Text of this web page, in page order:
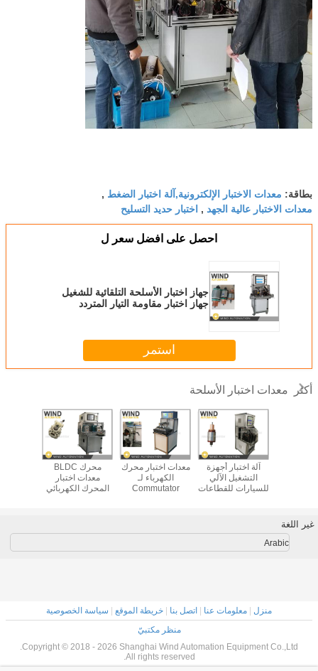
بطاقة: معدات الاختبار الإلكترونية,آلة اختبار الضغط ,
معدات الاختبار عالية الجهد , اختبار حديد التسليح
احصل على افضل سعر ل
جهاز اختبار الأسلحة التلقائية للشغيل
جهاز اختبار مقاومة التيار المتردد
استمر
أكثر معدات اختبار الأسلحة
محرك BLDC
معدات اختبار
المحرك الكهربائي
معدات اختبار محرك
الكهرباء لـ
Commutator
آلة اختبار أجهزة
التشغيل الآلي
للسيارات للقطاعات
غير اللغة
Arabic
منزل | معلومات عنا | اتصل بنا | خريطة الموقع | سياسة الخصوصية
منظر مكتبيّ
Copyright © 2018 - 2026 Shanghai Wind Automation Equipment Co.,Ltd.
All rights reserved.